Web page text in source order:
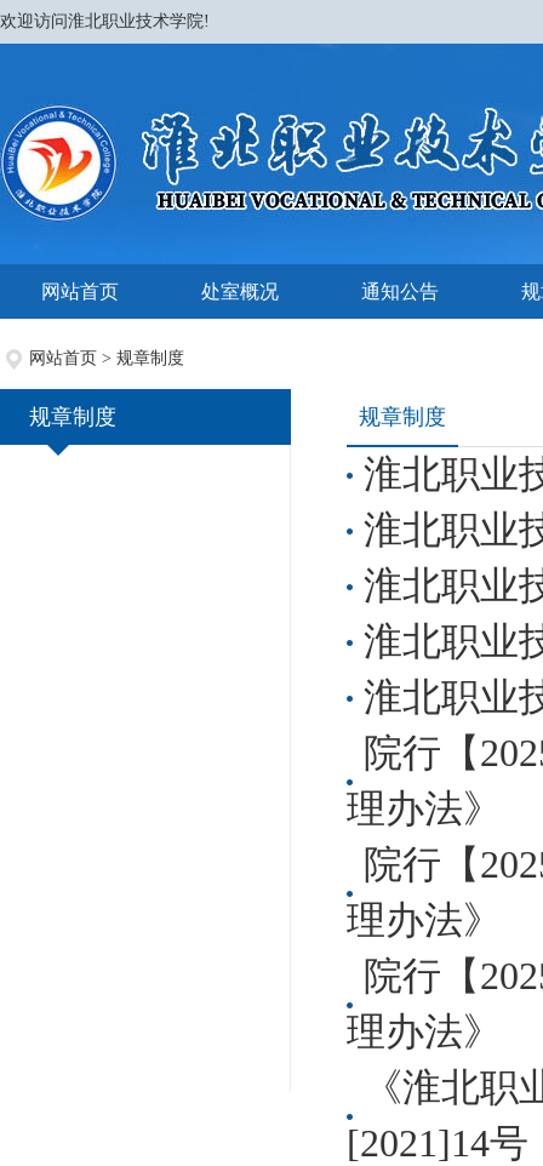
欢迎访问淮北职业技术学院!
网站首页 处室概况 通知公告
网站首页 > 规章制度
规章制度 规章制度
淮北职业
淮北职业
淮北职业
淮北职业
淮北职业
院行【
理办法》
院行【
理办法》
院行【
理办法》
《淮北
[2021]14号